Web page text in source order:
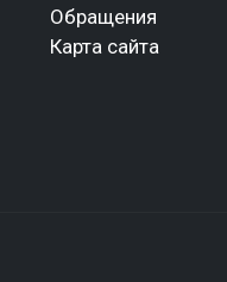
Обращения
Карта сайта